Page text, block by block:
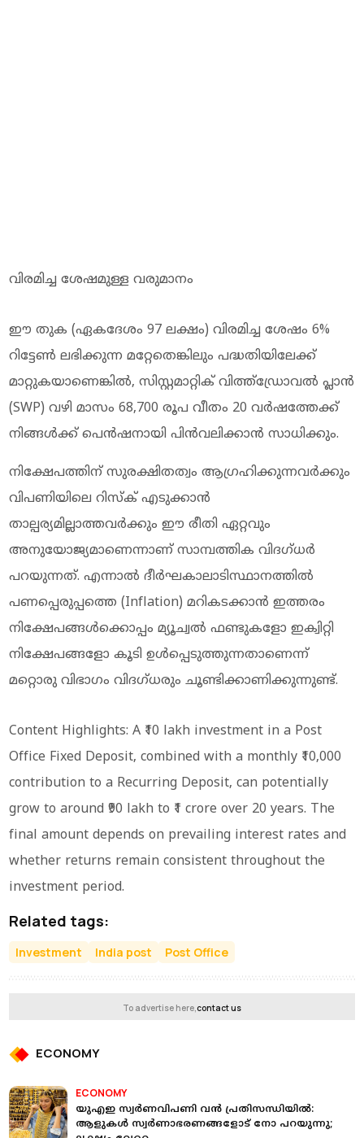
വിരമിച്ച ശേഷമുള്ള വരുമാനം
ഈ തുക (ഏകദേശം 97 ലക്ഷം) വിരമിച്ച ശേഷം 6%
റിട്ടേൺ ലഭിക്കുന്ന മറ്റേതെങ്കിലും പദ്ധതിയിലേക്ക്
മാറ്റുകയാണെങ്കിൽ, സിസ്റ്റമാറ്റിക് വിത്ത്ഡ്രോവൽ പ്ലാൻ
(SWP) വഴി മാസം 68,700 രൂപ വീതം 20 വർഷത്തേക്ക്
നിങ്ങൾക്ക് പെൻഷനായി പിൻവലിക്കാൻ സാധിക്കും.
നിക്ഷേപത്തിന് സുരക്ഷിതത്വം ആഗ്രഹിക്കുന്നവർക്കും
വിപണിയിലെ റിസ്ക് എടുക്കാൻ
താല്പര്യമില്ലാത്തവർക്കും ഈ രീതി ഏറ്റവും
അനുയോജ്യമാണെന്നാണ് സാമ്പത്തിക വിദഗ്ധർ
പറയുന്നത്. എന്നാൽ ദീർഘകാലാടിസ്ഥാനത്തിൽ
പണപ്പെരുപ്പത്തെ (Inflation) മറികടക്കാൻ ഇത്തരം
നിക്ഷേപങ്ങൾക്കൊപ്പം മ്യൂച്വൽ ഫണ്ടുകളോ ഇക്വിറ്റി
നിക്ഷേപങ്ങളോ കൂടി ഉൾപ്പെടുത്തുന്നതാണെന്ന്
മറ്റൊരു വിഭാഗം വിദഗ്ധരും ചൂണ്ടിക്കാണിക്കുന്നുണ്ട്.
Content Highlights: A ₹10 lakh investment in a Post
Office Fixed Deposit, combined with a monthly ₹10,000
contribution to a Recurring Deposit, can potentially
grow to around ₹90 lakh to ₹1 crore over 20 years. The
final amount depends on prevailing interest rates and
whether returns remain consistent throughout the
investment period.
Related tags:
Investment India post Post Office
To advertise here,contact us
ECONOMY
ECONOMY
യുഎഇ സ്വർണവിപണി വന്‍ പ്രതിസന്ധിയില്‍:
ആളുകള്‍ സ്വർണാഭരണങ്ങളോട് നോ പറയുന്നു;